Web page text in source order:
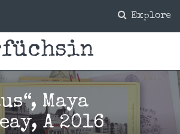
Explore
Maya
A 2016